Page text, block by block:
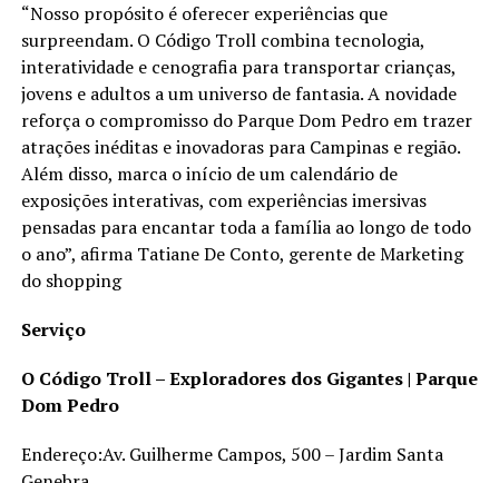
“Nosso propósito é oferecer experiências que
surpreendam. O Código Troll combina tecnologia,
interatividade e cenografia para transportar crianças,
jovens e adultos a um universo de fantasia. A novidade
reforça o compromisso do Parque Dom Pedro em trazer
atrações inéditas e inovadoras para Campinas e região.
Além disso, marca o início de um calendário de
exposições interativas, com experiências imersivas
pensadas para encantar toda a família ao longo de todo
o ano”, afirma Tatiane De Conto, gerente de Marketing
do shopping
Serviço
O Código Troll – Exploradores dos Gigantes | Parque
Dom Pedro
Endereço:Av. Guilherme Campos, 500 – Jardim Santa